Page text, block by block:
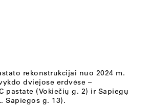
rekonstrukcijai nuo 2024 m.
dviejose erdvėse –
pastate (Vokiečių g. 2) ir Sapiegų
Sapiegos g. 13).